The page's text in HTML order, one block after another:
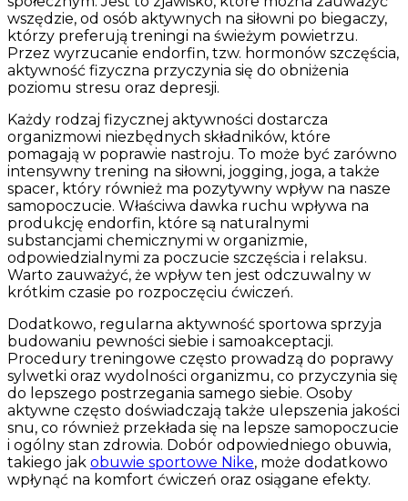
wszędzie, od osób aktywnych na siłowni po biegaczy,
którzy preferują treningi na świeżym powietrzu.
Przez wyrzucanie endorfin, tzw. hormonów szczęścia,
aktywność fizyczna przyczynia się do obniżenia
poziomu stresu oraz depresji.
Każdy rodzaj fizycznej aktywności dostarcza
organizmowi niezbędnych składników, które
pomagają w poprawie nastroju. To może być zarówno
intensywny trening na siłowni, jogging, joga, a także
spacer, który również ma pozytywny wpływ na nasze
samopoczucie. Właściwa dawka ruchu wpływa na
produkcję endorfin, które są naturalnymi
substancjami chemicznymi w organizmie,
odpowiedzialnymi za poczucie szczęścia i relaksu.
Warto zauważyć, że wpływ ten jest odczuwalny w
krótkim czasie po rozpoczęciu ćwiczeń.
Dodatkowo, regularna aktywność sportowa sprzyja
budowaniu pewności siebie i samoakceptacji.
Procedury treningowe często prowadzą do poprawy
sylwetki oraz wydolności organizmu, co przyczynia się
do lepszego postrzegania samego siebie. Osoby
aktywne często doświadczają także ulepszenia jakości
snu, co również przekłada się na lepsze samopoczucie
i ogólny stan zdrowia. Dobór odpowiedniego obuwia,
takiego jak obuwie sportowe Nike, może dodatkowo
wpłynąć na komfort ćwiczeń oraz osiągane efekty.